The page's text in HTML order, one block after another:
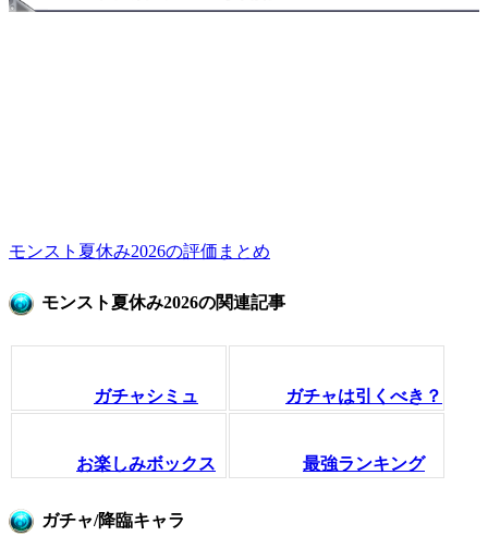
モンスト夏休み2026の評価まとめ
モンスト夏休み2026の関連記事
ガチャシミュ ガチャは引くべき？
お楽しみボックス 最強ランキング
ガチャ/降臨キャラ